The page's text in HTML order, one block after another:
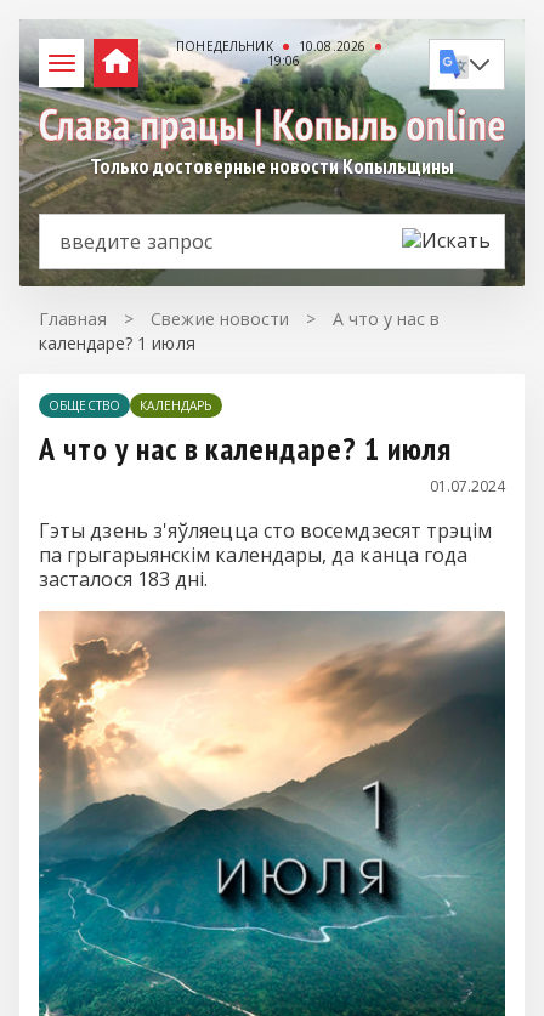
ПОНЕДЕЛЬНИК
10.08.2026
19:06
Только достоверные новости Копыльщины
Главная > Свежие новости >
А что у нас в
календаре? 1 июля
ОБЩЕСТВО КАЛЕНДАРЬ
А что у нас в календаре? 1 июля
01.07.2024
Гэты дзень з'яўляецца сто восемдзесят трэцім
па грыгарыянскім календары, да канца года
засталося 183 дні.